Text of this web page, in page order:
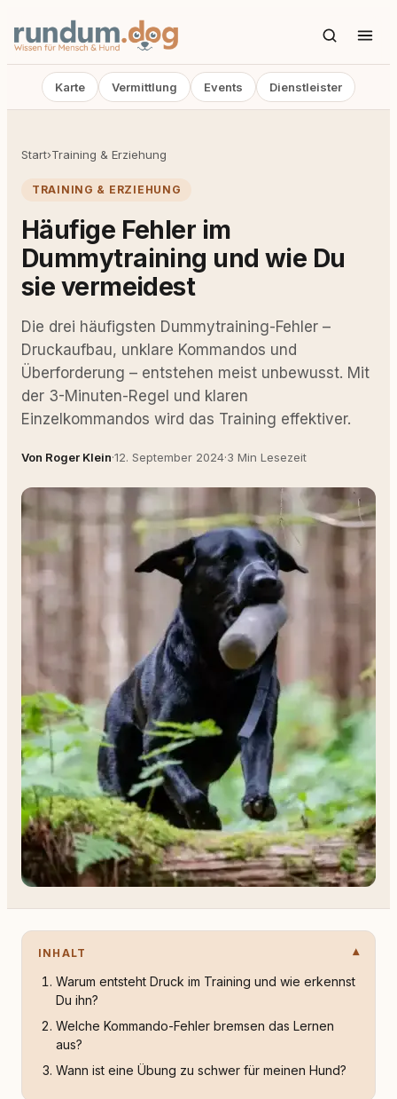
Karte Vermittlung Events Dienstleister
Start›Training & Erziehung
TRAINING & ERZIEHUNG
Häufige Fehler im
Dummytraining und wie Du
sie vermeidest
Die drei häufigsten Dummytraining-Fehler –
Druckaufbau, unklare Kommandos und
Überforderung – entstehen meist unbewusst. Mit
der 3-Minuten-Regel und klaren
Einzelkommandos wird das Training effektiver.
Von Roger Klein·12. September 2024·3 Min Lesezeit
INHALT
Warum entsteht Druck im Training und wie erkennst
Du ihn?
Welche Kommando-Fehler bremsen das Lernen
aus?
Wann ist eine Übung zu schwer für meinen Hund?